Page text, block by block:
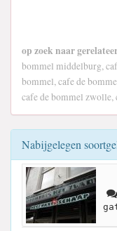
op zoek naar
bommel middelburg,
bommel, cafe de
cafe de bommel zwolle,
Nabijgelegen